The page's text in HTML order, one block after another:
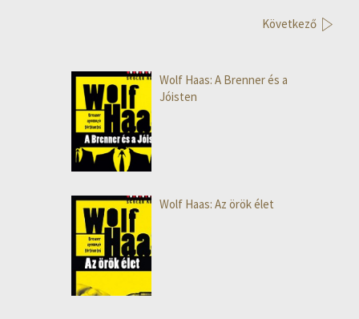
Következő
Wolf Haas: A Brenner és a
Jóisten
Wolf Haas: Az örök élet